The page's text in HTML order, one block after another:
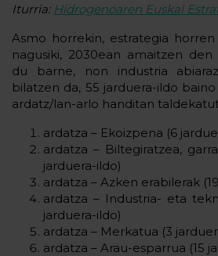
Iturria: Hidrogenoaren Euskal
Asmo horrekin, estrategia horren
nagusiki, 2030ean amaitzen
du barne, non industria
bilatzen da, 55 jarduera-ildo
ardatz/lan-arlo handitan
ardatza – Ekoizpena (6
ardatza – Biltegiratzea,
jarduera-ildo)
ardatza – Azken erabilerak
ardatza – Industria- eta
jarduera-ildo)
ardatza – Merkatua (3
ardatza – Arau-esparrua (15